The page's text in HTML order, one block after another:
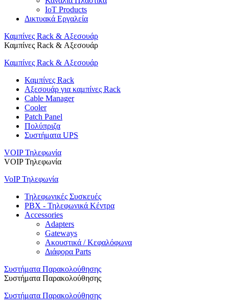
IoT Products
Δικτυακά Εργαλεία
Καμπίνες Rack & Αξεσουάρ
Καμπίνες Rack & Αξεσουάρ
Καμπίνες Rack & Αξεσουάρ
Καμπίνες Rack
Αξεσουάρ για καμπίνες Rack
Cable Manager
Cooler
Patch Panel
Πολύπριζα
Συστήματα UPS
VOIP Τηλεφωνία
VOIP Τηλεφωνία
VoIP Τηλεφωνία
Τηλεφωνικές Συσκευές
PBX - Τηλεφωνικά Κέντρα
Accessories
Adapters
Gateways
Ακουστικά / Κεφαλόφωνα
Διάφορα Parts
Συστήματα Παρακολούθησης
Συστήματα Παρακολούθησης
Συστήματα Παρακολούθησης